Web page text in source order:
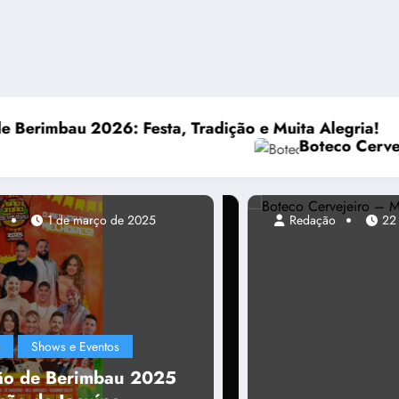
Cervejeiro – Maceió – AL – 22 de Novembro de
Festa
Shows e Eventos
de Berimbau 2025
1 de março de 2025 22 de